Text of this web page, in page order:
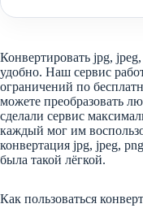
Конвертировать jpg,
удобно. Наш сервис
ограничений по
можете преобразовать
сделали сервис
каждый мог им
конвертация jpg, jpeg,
была такой лёгкой.
Как пользоваться